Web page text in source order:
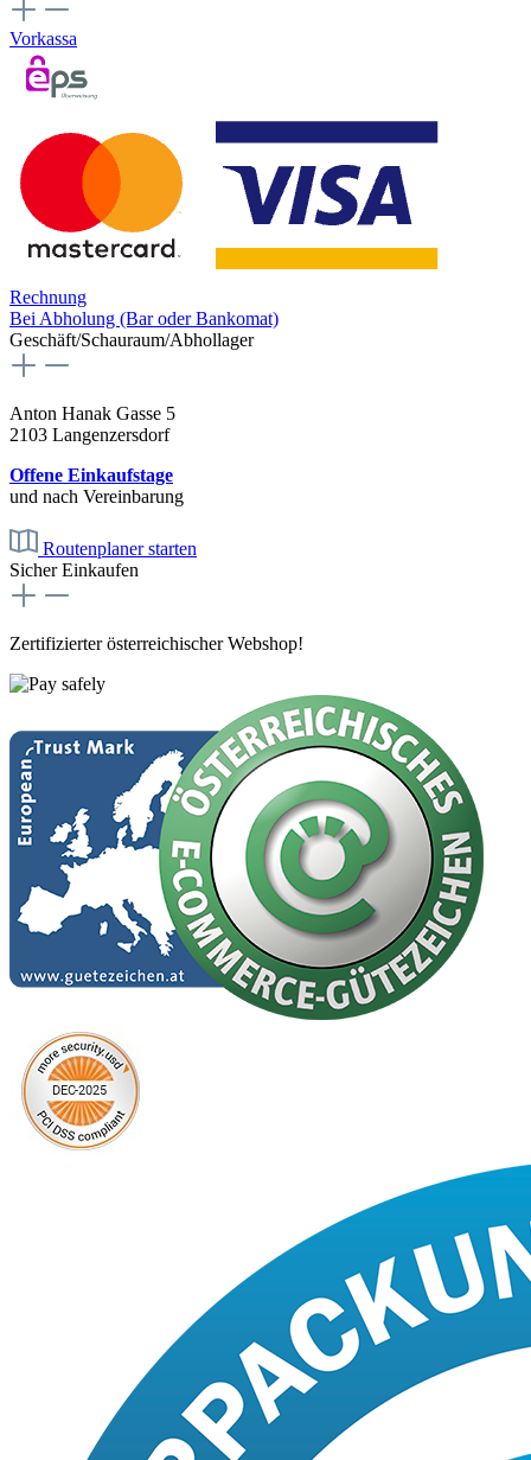
Vorkassa
Rechnung
Bei Abholung (Bar oder Bankomat)
Geschäft/Schauraum/Abhollager
Anton Hanak Gasse 5
2103 Langenzersdorf
Offene Einkaufstage
und nach Vereinbarung
Routenplaner starten
Sicher Einkaufen
Zertifizierter österreichischer Webshop!